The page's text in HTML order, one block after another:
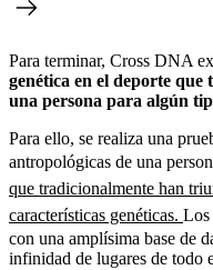
Para terminar, Cross DNA
genética en el deporte que
una persona para algún
Para ello, se realiza una
antropológicas de una
que tradicionalmente han
características genéticas. Los
con una amplísima base de
infinidad de lugares de todo